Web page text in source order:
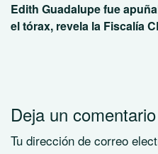
Edith Guadalupe fue
el tórax, revela la Fiscalía
Deja un comentario
Tu dirección de correo